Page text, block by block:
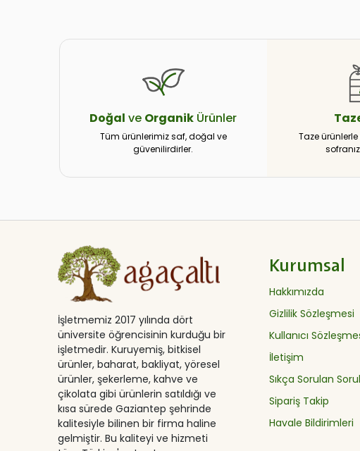
Doğal ve Organik Ürünler
Tüm ürünlerimiz saf, doğal ve
güvenilirdirler.
Taze ürünlerle
İşletmemiz 2017 yılında dört
üniversite öğrencisinin kurduğu bir
işletmedir. Kuruyemiş, bitkisel
ürünler, baharat, bakliyat, yöresel
ürünler, şekerleme, kahve ve
çikolata gibi ürünlerin satıldığı ve
kısa sürede Gaziantep şehrinde
kalitesiyle bilinen bir firma haline
gelmiştir. Bu kaliteyi ve hizmeti
Kurumsal
Hakkımızda
Gizlilik Sözleşmesi
Kullanıcı
İletişim
Sıkça Sorulan
Sipariş Takip
Havale Bildirimleri